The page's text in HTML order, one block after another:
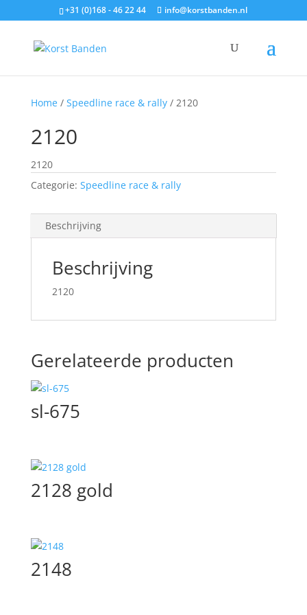
+31 (0)168 - 46 22 44 info@korstbanden.nl
Home/ Speedline race & rally/ 2120
2120
2120
Categorie: Speedline race & rally
Beschrijving
Beschrijving
2120
Gerelateerde producten
sl-675
2128 gold
2148